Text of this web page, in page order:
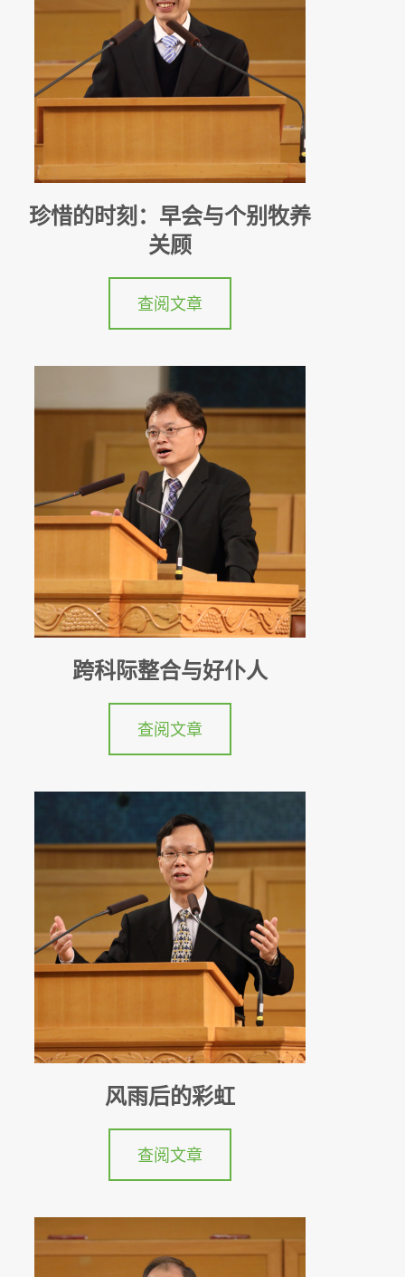
珍惜的时刻：早会与个别牧养
关顾
查阅文章
跨科际整合与好仆人
查阅文章
风雨后的彩虹
查阅文章